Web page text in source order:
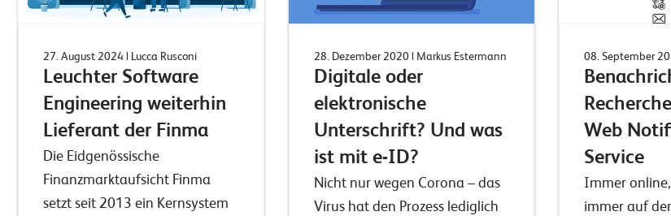
27. August 2024 | Lucca Rusconi
Leuchter Software
Engineering weiterhin
Lieferant der Finma
Die Eidgenössische
Finanzmarktaufsicht Finma
setzt seit 2013 ein Kernsystem
28. Dezember 2020| Markus Estermann
Digitale oder
elektronische
Unterschrift? Und was
ist mit e-ID?
Nicht nur wegen Corona – das
Virus hat den Prozess lediglich
08. September
Web
Service
Immer
immer auf